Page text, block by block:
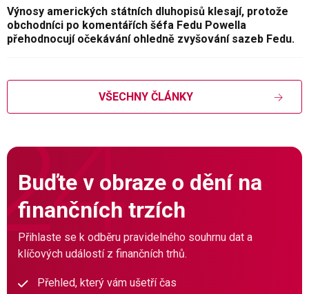
Výnosy amerických státních dluhopisů klesají, protože
obchodníci po komentářích šéfa Fedu Powella
přehodnocují očekávání ohledně zvyšování sazeb Fedu.
VŠECHNY ČLÁNKY
Buďte v obraze o dění na
finančních trzích
Přihlaste se k odběru pravidelného souhrnu dat a
klíčových událostí z finančních trhů.
Přehled, který vám ušetří čas